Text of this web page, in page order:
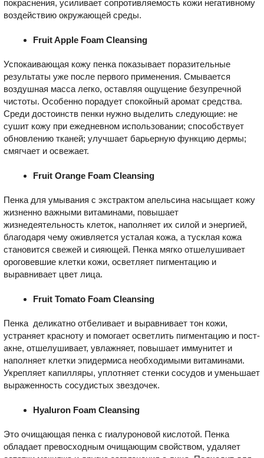
покраснения, усиливает сопротивляемость кожи негативному
воздействию окружающей среды.
Fruit Apple Foam Cleansing
Успокаивающая кожу пенка показывает поразительные
результаты уже после первого применения. Смывается
воздушная масса легко, оставляя ощущение безупречной
чистоты. Особенно порадует спокойный аромат средства.
Среди достоинств пенки нужно выделить следующие: не
сушит кожу при ежедневном использовании; способствует
обновлению тканей; улучшает барьерную функцию дермы;
смягчает и освежает.
Fruit Orange Foam Cleansing
Пенка для умывания с экстрактом апельсина насыщает кожу
жизненно важными витаминами, повышает
жизнедеятельность клеток, наполняет их силой и энергией,
благодаря чему оживляется усталая кожа, а тусклая кожа
становится свежей и сияющей. Пенка мягко отшелушивает
ороговевшие клетки кожи, осветляет пигментацию и
выравнивает цвет лица.
Fruit Tomato Foam Cleansing
Пенка деликатно отбеливает и выравнивает тон кожи,
устраняет красноту и помогает осветлить пигментацию и пост-
акне, отшелушивает, увлажняет, повышает иммунитет и
наполняет клетки эпидермиса необходимыми витаминами.
Укрепляет капилляры, уплотняет стенки сосудов и уменьшает
выраженность сосудистых звездочек.
Hyaluron Foam Cleansing
Это очищающая пенка с гиалуроновой кислотой. Пенка
обладает превосходным очищающим свойством, удаляет